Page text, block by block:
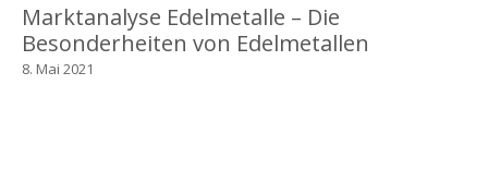
Marktanalyse Edelmetalle – Die
Besonderheiten von Edelmetallen
8. Mai 2021